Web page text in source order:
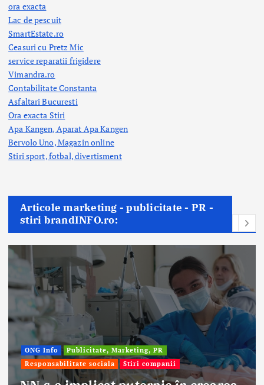
ora exacta
Lac de pescuit
SmartEstate.ro
Ceasuri cu Pretz Mic
service reparatii frigidere
Vimandra.ro
Contabilitate Constanta
Asfaltari Bucuresti
Ora exacta Stiri
Apa Kangen, Aparat Apa Kangen
Bervolo Uno, Magazin online
Stiri sport, fotbal,divertisment
Articole marketing - publicitate - PR -
stiri brandINFO.ro:
ONG Info
Publicitate, Marketing, PR
Responsabilitate sociala
Stiri companii